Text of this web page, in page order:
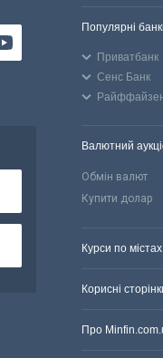
Популярні
Приватбанк
Сенс Банк
Валютний
Обмін валют
Купити долар
Курси по містах
Корисні
Про